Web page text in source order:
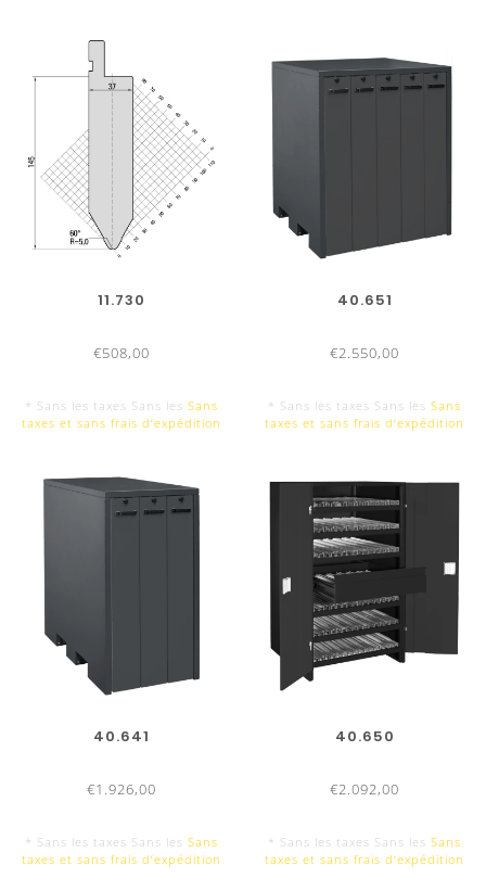
11.730
€508,00
* Sans les taxes Sans les Sans
taxes et sans frais d‘expédition
40.651
€2.550,00
* Sans les taxes Sans les Sans
taxes et sans frais d‘expédition
40.641
€1.926,00
* Sans les taxes Sans les Sans
taxes et sans frais d‘expédition
40.650
€2.092,00
* Sans les taxes Sans les Sans
taxes et sans frais d‘expédition